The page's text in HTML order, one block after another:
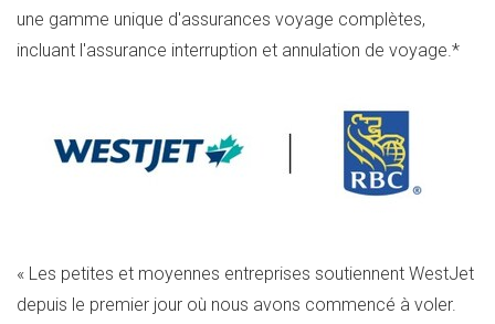
une gamme unique d'assurances voyage complètes,
incluant l'assurance interruption et annulation de voyage.*
« Les petites et moyennes entreprises soutiennent WestJet
depuis le premier jour où nous avons commencé à voler.